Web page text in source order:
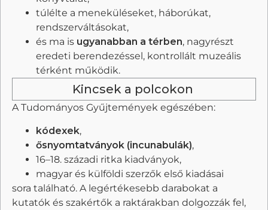
túlélte a meneküléseket, háborúkat,
rendszerváltásokat,
és ma is ugyanabban a térben, nagyrészt
eredeti berendezéssel, kontrollált muzeális
térként működik.
Kincsek a polcokon
A Tudományos Gyűjtemények egészében:
kódexek,
ősnyomtatványok (incunabulák),
16–18. századi ritka kiadványok,
magyar és külföldi szerzők első kiadásai
sora található. A legértékesebb darabokat a
kutatók és szakértők a raktárakban dolgozzák fel,